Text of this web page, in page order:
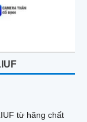
từ hãng chất